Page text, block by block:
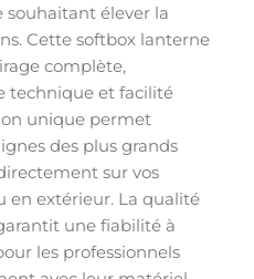
souhaitant élever la
Cette softbox lanterne
complète,
technique et facilité
unique permet
des plus grands
sur vos
en extérieur. La qualité
une fiabilité à
les professionnels